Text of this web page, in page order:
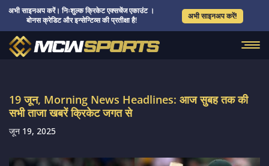
अभी साइनअप करें। निःशुल्क क्रिकेट एक्सचेंज एकाउंट ।
बोनस क्रेडिट और इन्सेन्टिव्स की प्रतीक्षा है!
अभी साइनअप करें!
19 जून, Morning News Headlines: आज सुबह तक की
सभी ताजा खबरें क्रिकेट जगत से
जून 19, 2025